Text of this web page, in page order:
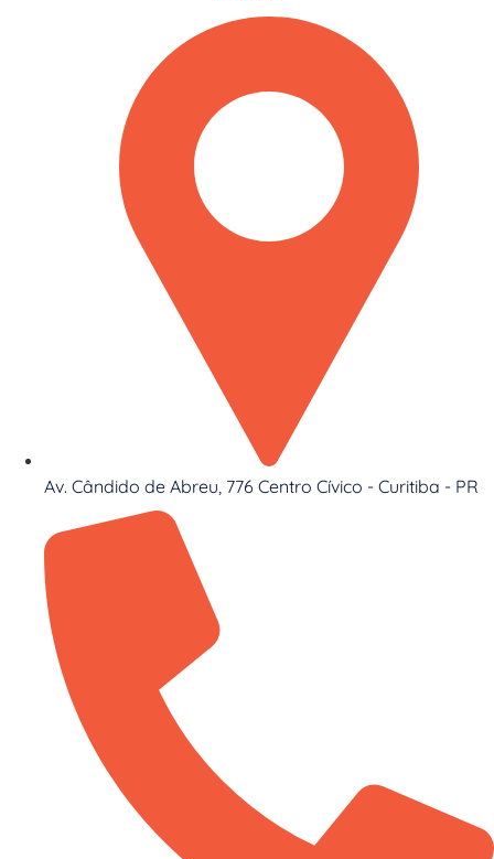
Av. Cândido de Abreu, 776 Centro Cívico - Curitiba - PR